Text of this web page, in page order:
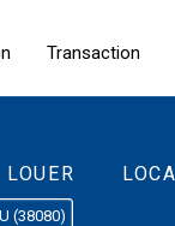
Transaction
LOUER
(38080)